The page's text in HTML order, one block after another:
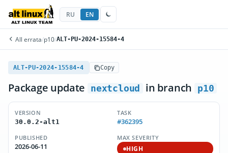
RU EN
All errata/p10/ALT-PU-2024-15584-4
ALT-PU-2024-15584-4 Copy
Package update nextcloud in branch p10
VERSION
30.0.2-alt1
TASK
#362395
PUBLISHED
2026-06-11
MAX SEVERITY
HIGH